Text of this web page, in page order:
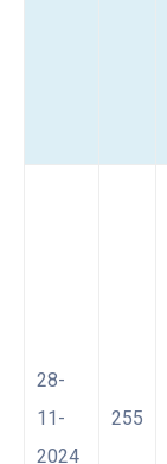
28-
11-
2024
255